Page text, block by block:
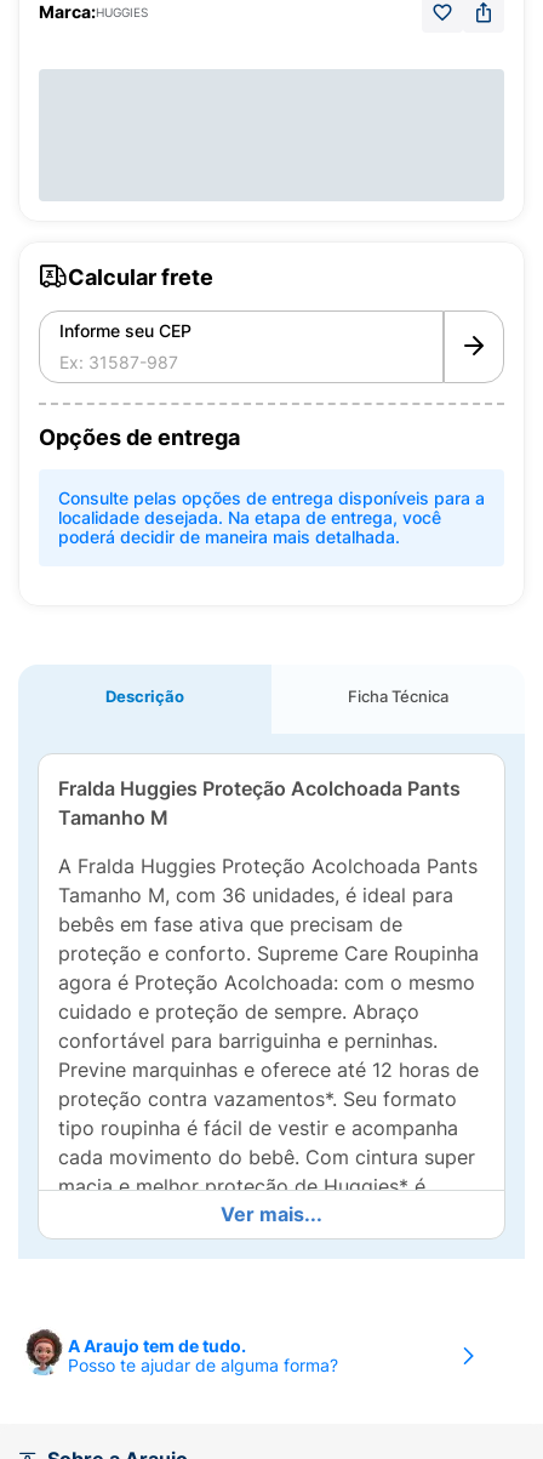
Marca:HUGGIES
Calcular frete
Informe seu CEP
Opções de entrega
Consulte pelas opções de entrega disponíveis para a
localidade desejada. Na etapa de entrega, você
poderá decidir de maneira mais detalhada.
Descrição Ficha Técnica
Fralda Huggies Proteção Acolchoada Pants
Tamanho M
A Fralda Huggies Proteção Acolchoada Pants
Tamanho M, com 36 unidades, é ideal para
bebês em fase ativa que precisam de
proteção e conforto. Supreme Care Roupinha
agora é Proteção Acolchoada: com o mesmo
cuidado e proteção de sempre. Abraço
confortável para barriguinha e perninhas.
Previne marquinhas e oferece até 12 horas de
proteção contra vazamentos*. Seu formato
tipo roupinha é fácil de vestir e acompanha
cada movimento do bebê. Com cintura super
macia e melhor proteção de Huggies* é
escolha ideal para quem busca conforto,
praticidade e segurança em todos os
características do bebê. **vs Huggies Rápida
Absorção
Ver mais...
A Araujo tem de tudo.
Posso te ajudar de alguma forma?